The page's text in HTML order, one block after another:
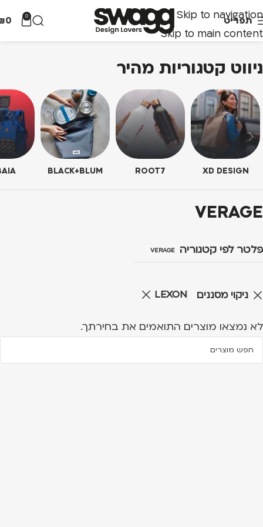
Skip to navigation
Skip to main content
תפריט 0
0
ניווט קטגוריות מהיר
XD DESIGN
ROOT7
BLACK+BLUM
VERAGE
פלטר לפי קטגוריה VERAGE
ניקוי מסננים LEXON
לא נמצאו מוצרים התואמים את בחירתך.